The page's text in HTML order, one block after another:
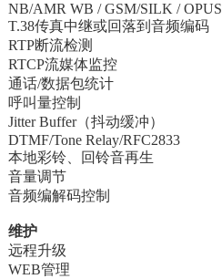
NB/AMR WB / GSM/SILK / OPUS
T.38传真中继或回落到音频编码
RTP断流检测
RTCP流媒体监控
通话/数据包统计
呼叫量控制
Jitter Buffer（抖动缓冲）
DTMF/Tone Relay/RFC2833
本地彩铃、回铃音再生
音量调节
音频编解码控制
维护
远程升级
WEB管理